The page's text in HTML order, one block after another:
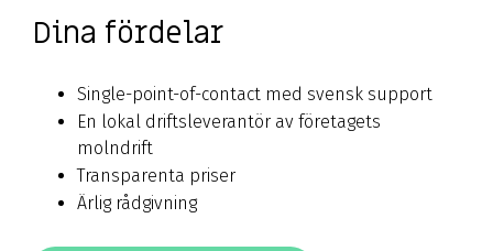
Dina fördelar
Single-point-of-contact med svensk support
En lokal driftsleverantör av företagets
molndrift
Transparenta priser
Ärlig rådgivning